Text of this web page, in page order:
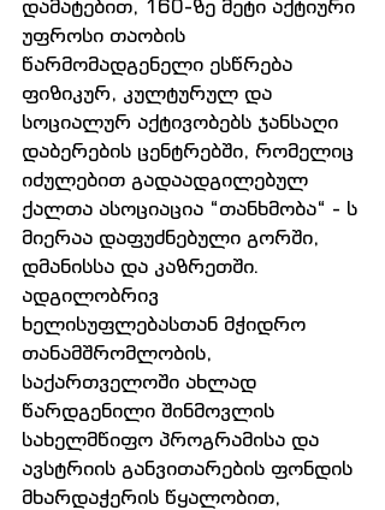
დამატებით, 160-ზე მეტი აქტიური
უფროსი თაობის
წარმომადგენელი ესწრება
ფიზიკურ, კულტურულ და
სოციალურ აქტივობებს ჯანსაღი
დაბერების ცენტრებში, რომელიც
იძულებით გადაადგილებულ
ქალთა ასოციაცია “თანხმობა“ - ს
მიერაა დაფუძნებული გორში,
დმანისსა და კაზრეთში.
ადგილობრივ
ხელისუფლებასთან მჭიდრო
თანამშრომლობის,
საქართველოში ახლად
წარდგენილი შინმოვლის
სახელმწიფო პროგრამისა და
ავსტრიის განვითარების ფონდის
მხარდაჭერის წყალობით,